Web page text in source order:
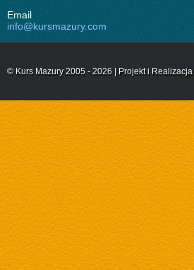
Email
info@kursmazury.com
© Kurs Mazury 2005 - 2026 | Projekt i Realizacja